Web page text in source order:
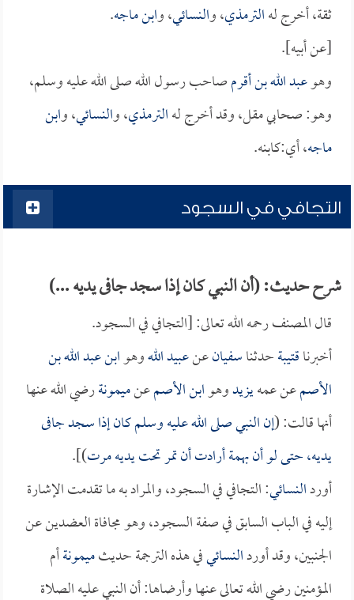
ثقة، أخرج لهالترمذي، والنسائي، وابن ماجه.
[عن أبيه].
وهوعبد الله بن أقرمصاحب رسول الله صلى الله عليه وسلم،
وهو: صحابي مقل، وقد أخرج لهالترمذي، والنسائي، وابن
ماجه، أي:كابنه.
التجافي في السجود
شرح حديث: (أن النبي كان إذا سجد جافى يديه ...)
قال المصنف رحمه الله تعالى: [التجافي في السجود.
أخبرناقتيبةحدثناسفيانعنعبيد اللهوهوابن عبد الله بن
الأصمعن عمهيزيدوهوابن الأصمعنميمونةرضي الله عنها
أنها قالت: (إن النبي صلى الله عليه وسلم كان إذا سجد جافى
يديه، حتى لو أن بهمة أرادت أن تمر تحت يديه مرت)].
أوردالنسائي: التجافي في السجود، والمراد به ما تقدمت الإشارة
إليه في الباب السابق في صفة السجود، وهو مجافاة العضدين عن
الجنبين، وقد أوردالنسائيفي هذه الترجمة حديثميمونةأم
المؤمنين رضي الله تعالى عنها وأرضاها: أن النبي عليه الصلاة